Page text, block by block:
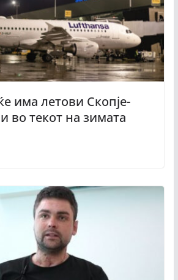
има летови Скопје-
во текот на зимата